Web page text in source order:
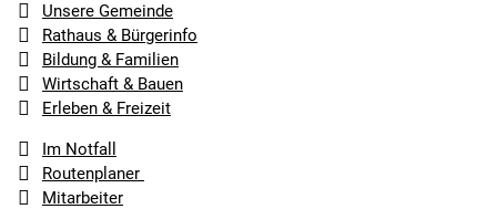
Unsere Gemeinde
Rathaus & Bürgerinfo
Bildung & Familien
Wirtschaft & Bauen
Erleben & Freizeit
Im Notfall
Routenplaner
Mitarbeiter